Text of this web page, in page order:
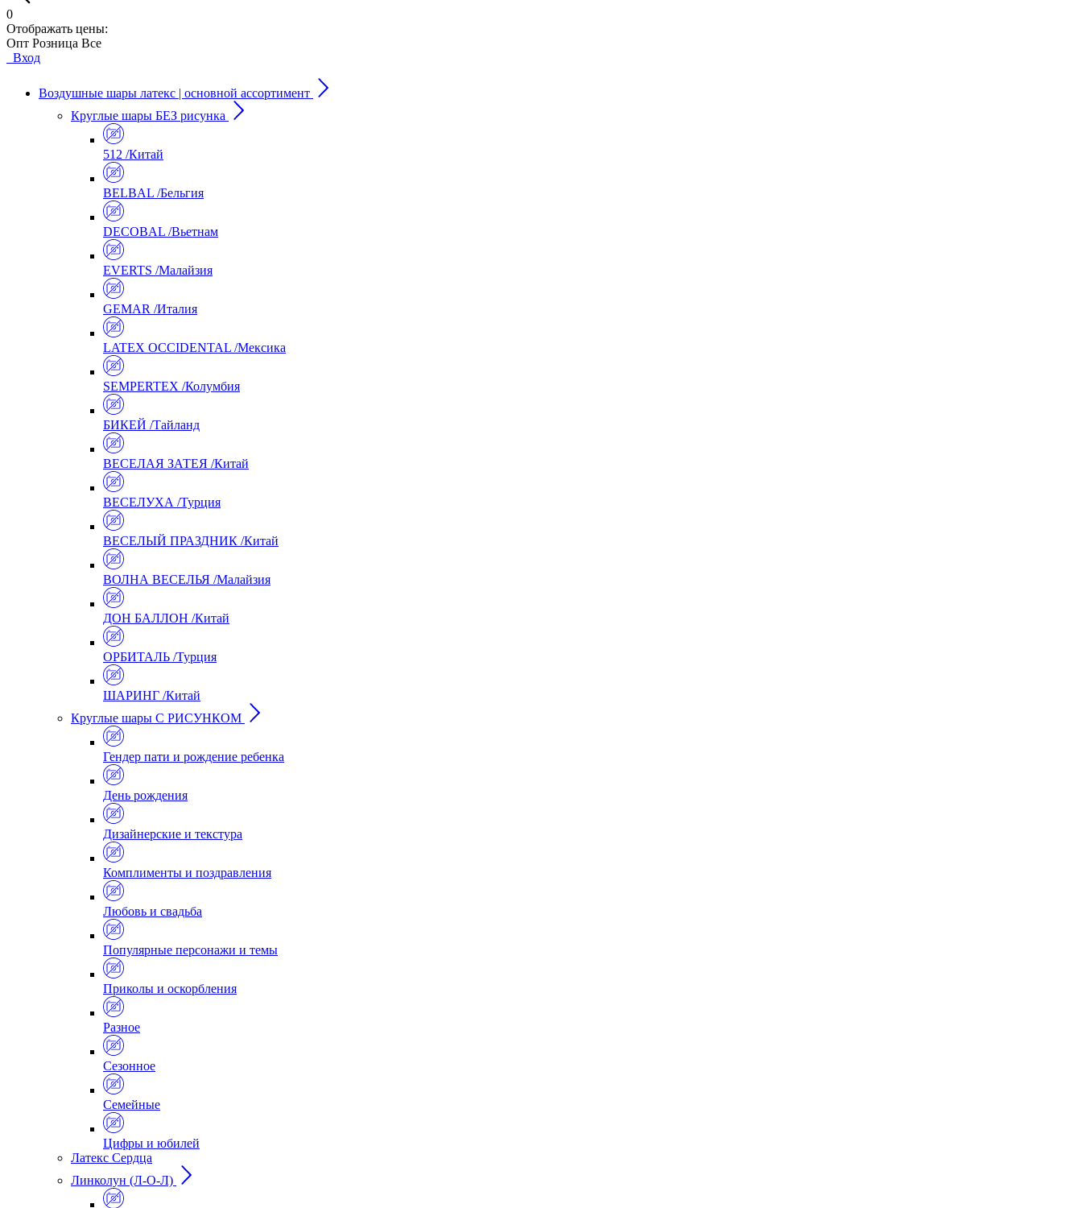
0
Отображать цены:
Опт Розница Все
Вход
Воздушные шары латекс | основной ассортимент
Круглые шары БЕЗ рисунка
512 /Китай
BELBAL /Бельгия
DECOBAL /Вьетнам
EVERTS /Малайзия
GEMAR /Италия
LATEX OCCIDENTAL /Мексика
SEMPERTEX /Колумбия
БИКЕЙ /Тайланд
ВЕСЕЛАЯ ЗАТЕЯ /Китай
ВЕСЕЛУХА /Турция
ВЕСЕЛЫЙ ПРАЗДНИК /Китай
ВОЛНА ВЕСЕЛЬЯ /Малайзия
ДОН БАЛЛОН /Китай
ОРБИТАЛЬ /Турция
ШАРИНГ /Китай
Круглые шары С РИСУНКОМ
Гендер пати и рождение ребенка
День рождения
Дизайнерские и текстура
Комплименты и поздравления
Любовь и свадьба
Популярные персонажи и темы
Приколы и оскорбления
Разное
Сезонное
Семейные
Цифры и юбилей
Латекс Сердца
Линколун (Л-О-Л)